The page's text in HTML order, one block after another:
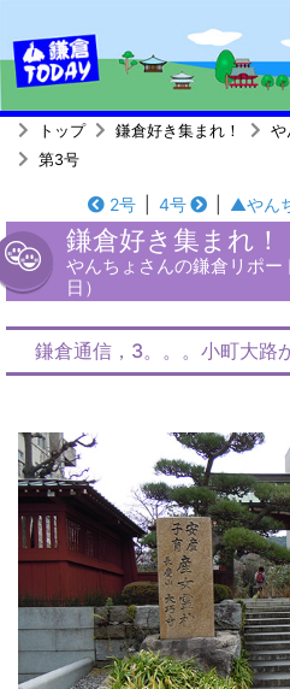
トップ 鎌倉好き集まれ！
や
第3号
2号 4号 ▲やん
鎌倉好き集まれ！
やんちょさんの鎌倉リポ
日）
鎌倉通信，3。。。小町大路